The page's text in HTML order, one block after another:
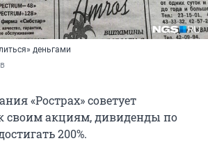
деньгами
«Рострах» советует
своим акциям, дивиденды по
200%.